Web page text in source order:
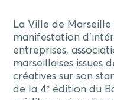
La Ville de
manifestation
entreprises,
marseillaises issues
créatives sur son
de la 4ᵉ édition du